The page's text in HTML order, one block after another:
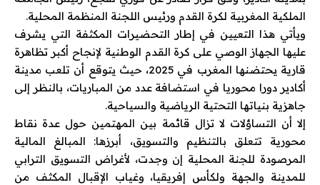
الملكية المغربية لكرة القدم ورئيس اللجنة المنظمة المحلية.
ويأتي هذا التعيين في إطار التحضيرات المكثفة التي يشرف
عليها الجهاز الوصي على كرة القدم الوطنية لإنجاح أكبر تظاهرة
قارية يحتضنها المغرب في 2025، حيث يتوقع أن تلعب مدينة
أكادير دورا محوريا في استضافة عدد من المباريات، بالنظر إلى
جاهزية بنياتها التحتية الرياضية والسياحية.
إلا أن التساؤلات لا تزال قائمة بين المهتمين حول عدة نقاط
محورية تتعلق بالتنظيم والتسويق، أبرزها: المبالغ المالية
المرصودة للجنة المحلية إن وجدت، لأغراض التسويق الترابي
للمدينة والجهة ولكأس إفريقيا، وغياب الإقبال المكثف من